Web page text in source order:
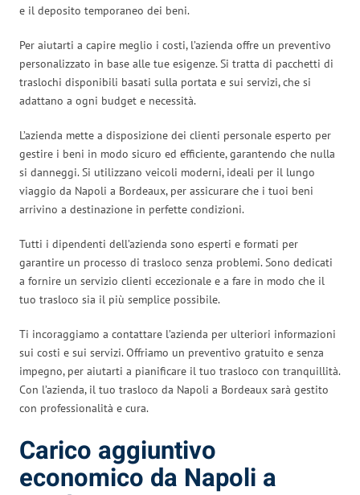
e il deposito temporaneo dei beni.
Per aiutarti a capire meglio i costi, l’azienda offre un preventivo
personalizzato in base alle tue esigenze. Si tratta di pacchetti di
traslochi disponibili basati sulla portata e sui servizi, che si
adattano a ogni budget e necessità.
L’azienda mette a disposizione dei clienti personale esperto per
gestire i beni in modo sicuro ed efficiente, garantendo che nulla
si danneggi. Si utilizzano veicoli moderni, ideali per il lungo
viaggio da Napoli a Bordeaux, per assicurare che i tuoi beni
arrivino a destinazione in perfette condizioni.
Tutti i dipendenti dell’azienda sono esperti e formati per
garantire un processo di trasloco senza problemi. Sono dedicati
a fornire un servizio clienti eccezionale e a fare in modo che il
tuo trasloco sia il più semplice possibile.
Ti incoraggiamo a contattare l’azienda per ulteriori informazioni
sui costi e sui servizi. Offriamo un preventivo gratuito e senza
impegno, per aiutarti a pianificare il tuo trasloco con tranquillità.
Con l’azienda, il tuo trasloco da Napoli a Bordeaux sarà gestito
con professionalità e cura.
Carico aggiuntivo
economico da Napoli a